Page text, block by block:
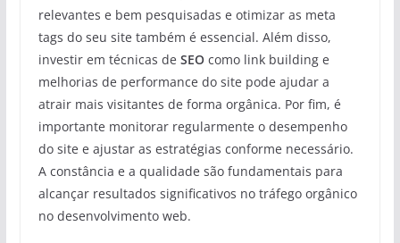
relevantes e bem pesquisadas e otimizar as meta
tags do seu site também é essencial. Além disso,
investir em técnicas de SEOcomo link building e
melhorias de performance do site pode ajudar a
atrair mais visitantes de forma orgânica. Por fim, é
importante monitorar regularmente o desempenho
do site e ajustar as estratégias conforme necessário.
A constância e a qualidade são fundamentais para
alcançar resultados significativos no tráfego orgânico
no desenvolvimento web.